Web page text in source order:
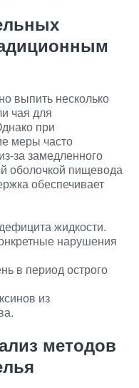
выпить несколько
чая для
при
меры часто
за замедленного
оболочкой пищевода
обеспечивает
жидкости.
нарушения
в период острого
из
методов